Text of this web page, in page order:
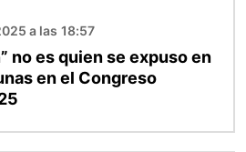
a las 18:57
no es quien se expuso en
en el Congreso